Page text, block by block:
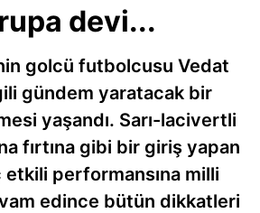
devi...
golcü futbolcusu Vedat
gündem yaratacak bir
yaşandı. Sarı-lacivertli
fırtına gibi bir giriş yapan
performansına milli
edince bütün dikkatleri